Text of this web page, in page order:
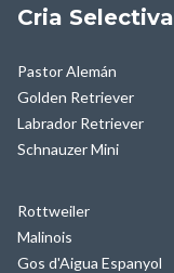
Cria Selectiva
Pastor Alemán
Golden Retriever
Labrador Retriever
Schnauzer Mini
Rottweiler
Malinois
Gos d'Aigua Espanyol